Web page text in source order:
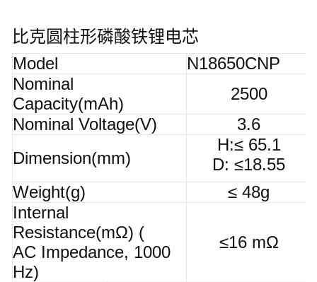
比克圆柱形磷酸铁锂电芯
Model
N18650CNP
Nominal
Capacity(mAh)
2500
Nominal Voltage(V)
3.6
Dimension(mm)
H:≤ 65.1
D: ≤18.55
Weight(g)
≤ 48g
Internal
Resistance(mΩ) (
AC Impedance, 1000
Hz)
≤16 mΩ